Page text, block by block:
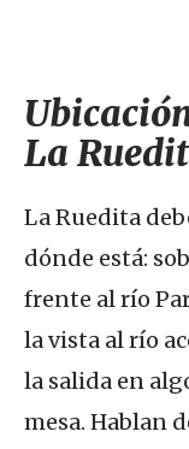
La
La Ruedita
dónde está:
frente al río
la vista al río
la salida en
mesa. Hablan